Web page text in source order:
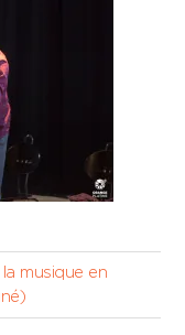
musique en